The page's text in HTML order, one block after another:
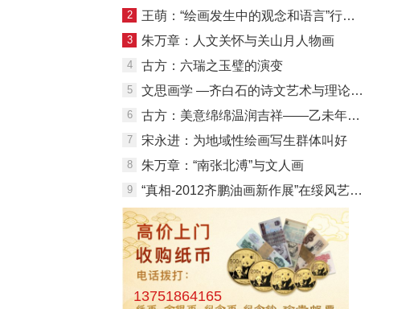
2 王萌：“绘画发生中的观念和语言”行动研究室报告
3 朱万章：人文关怀与关山月人物画
4 古方：六瑞之玉璧的演变
5 文思画学 —齐白石的诗文艺术与理论主张(中)
6 古方：美意绵绵温润吉祥——乙未年谈古代玉羊雕刻(上)
7 宋永进：为地域性绘画写生群体叫好
8 朱万章：“南张北溥”与文人画
9 “真相-2012齐鹏油画新作展”在绥风艺术馆开幕
13751864165